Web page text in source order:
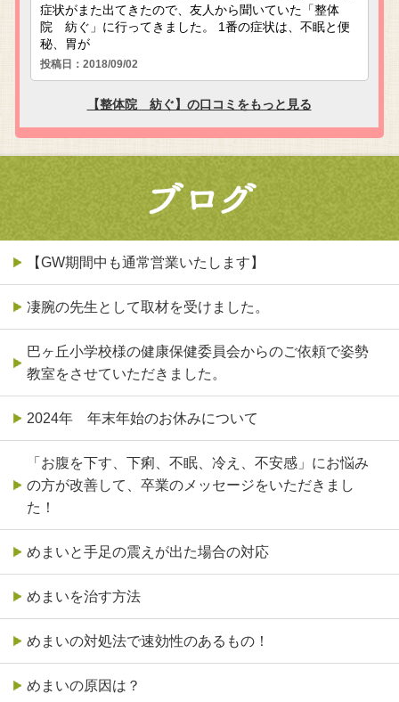
【GW期間中も通常営業いたします】
凄腕の先生として取材を受けました。
巴ヶ丘小学校様の健康保健委員会からのご依頼で姿勢
教室をさせていただきました。
2024年 年末年始のお休みについて
「お腹を下す、下痢、不眠、冷え、不安感」にお悩み
の方が改善して、卒業のメッセージをいただきまし
た！
めまいと手足の震えが出た場合の対応
めまいを治す方法
めまいの対処法で速効性のあるもの！
めまいの原因は？